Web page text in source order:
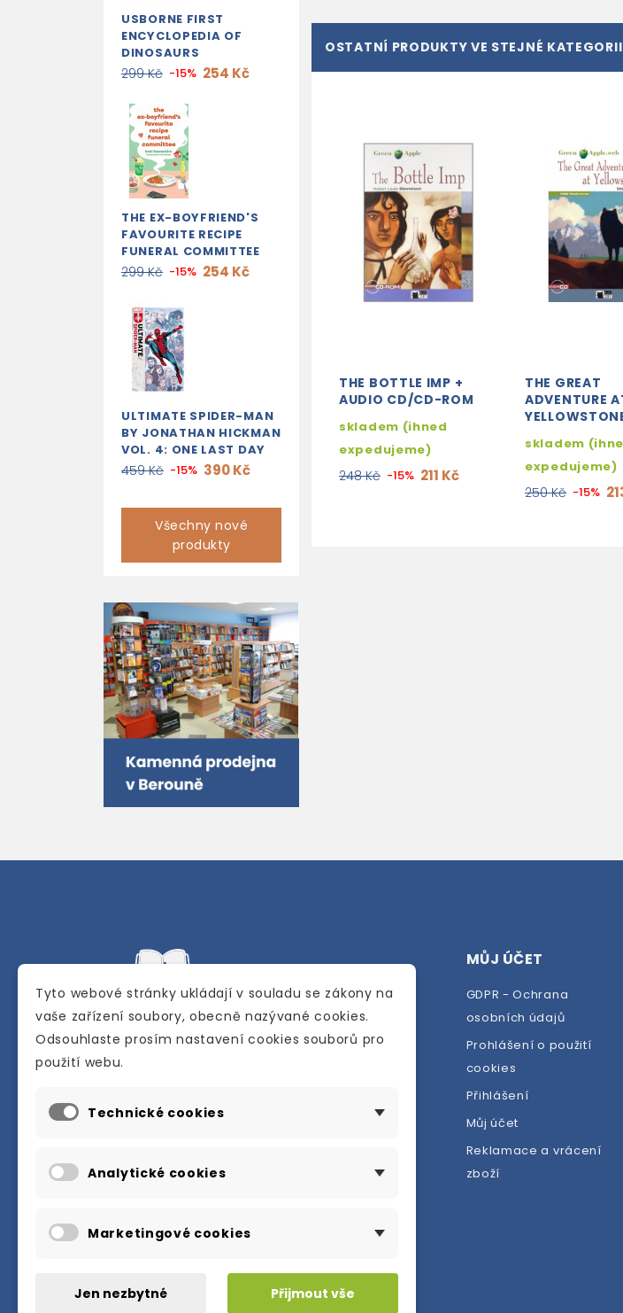
USBORNE FIRST
ENCYCLOPEDIA OF
DINOSAURS
299 Kč -15% 254 Kč
THE EX-BOYFRIEND'S
FAVOURITE RECIPE
FUNERAL COMMITTEE
299 Kč -15% 254 Kč
ULTIMATE SPIDER-MAN
BY JONATHAN HICKMAN
VOL. 4: ONE LAST DAY
459 Kč -15% 390 Kč
Všechny nové
produkty
OSTATNÍ PRODUKTY VE STEJNÉ KATEGORII
THE BOTTLE IMP +
AUDIO CD/CD-ROM
skladem (ihned
expedujeme)
248 Kč -15% 211 Kč
THE GREAT
ADVENTURE
skladem
expedujeme)
250 Kč -15%
Internetové a kamenné knihkupectví se
anglického jazyka.
Karly Machové 48 Beroun 266 01
info@englishbooks.cz
MŮJ ÚČET
GDPR - Ochrana
osobních údajů
Prohlášení o použití
cookies
Přihlášení
Můj účet
Reklamace a vrácení
zboží
Tyto webové stránky ukládají v souladu se zákony na
vaše zařízení soubory, obecně nazývané cookies.
Odsouhlaste prosím nastavení cookies souborů pro
použití webu.
Technické cookies
Analytické cookies
Marketingové cookies
Jen nezbytné Přijmout vše